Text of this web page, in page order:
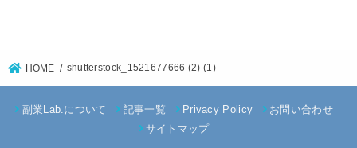
HOME shutterstock_1521677666 (2) (1)
副業Lab.について 記事一覧 Privacy Policy
お問い合わせ
サイトマップ